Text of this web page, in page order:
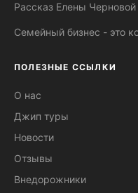
Рассказ Елены Черновой
Семейный бизнес - это
ПОЛЕЗНЫЕ ССЫЛКИ
О нас
Джип туры
Новости
Отзывы
Внедорожники